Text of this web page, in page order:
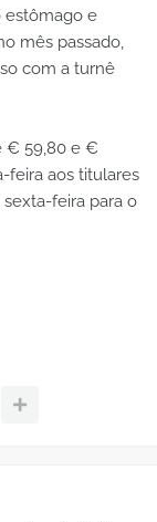
estômago e
mês passado,
com a turnê
€ 59,80 e €
feira aos titulares
feira para o